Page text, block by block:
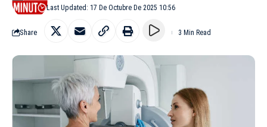
Last Updated: 17 De Octubre De 2025 10:56
Share 3 Min Read